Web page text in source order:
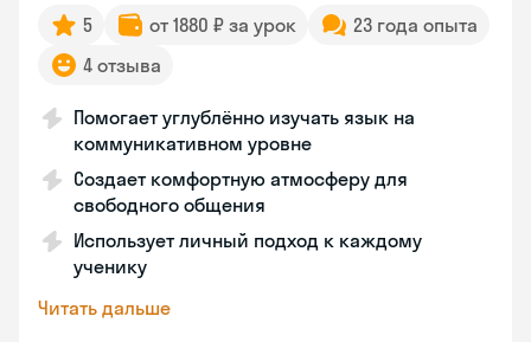
5 от 1880 ₽ за урок
23 года опыта
4 отзыва
Помогает углублённо изучать язык на
коммуникативном уровне
Создает комфортную атмосферу для
свободного общения
Использует личный подход к каждому
ученику
Читать дальше